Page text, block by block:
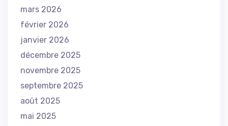
mars 2026
février 2026
janvier 2026
décembre 2025
novembre 2025
septembre 2025
août 2025
mai 2025